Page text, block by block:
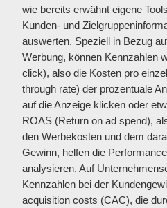
wie bereits erwähnt eigene
Kunden- und
auswerten. Speziell in Bezug
Werbung, können Kennzahlen
click), also die Kosten pro
through rate) der prozentuale
auf die Anzeige klicken oder
ROAS (Return on ad spend),
den Werbekosten und dem
Gewinn, helfen die
analysieren. Auf
Kennzahlen bei der
acquisition costs (CAC), die